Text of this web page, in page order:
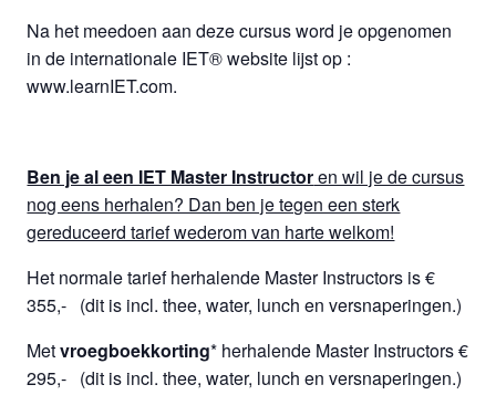
Na het meedoen aan deze cursus word je opgenomen
in de internationale IET® website lijst op :
www.learnIET.com.
Ben je al een IET Master Instructoren wil je de cursus
nog eens herhalen? Dan ben je tegen een sterk
gereduceerd tarief wederom van harte welkom!
Het normale tarief herhalende Master Instructors is €
355,- (dit is incl. thee, water, lunch en versnaperingen.)
Metvroegboekkorting* herhalende Master Instructors €
295,- (dit is incl. thee, water, lunch en versnaperingen.)